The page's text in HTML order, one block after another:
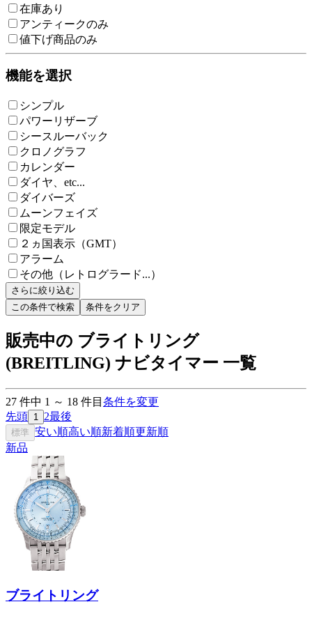
在庫あり
アンティークのみ
値下げ商品のみ
機能を選択
シンプル
パワーリザーブ
シースルーバック
クロノグラフ
カレンダー
ダイヤ、etc...
ダイバーズ
ムーンフェイズ
限定モデル
２ヵ国表示（GMT）
アラーム
その他（レトログラード...）
さらに絞り込む
この条件で検索
条件をクリア
販売中の ブライトリング
(BREITLING) ナビタイマー 一覧
27 件中 1 ～ 18 件目 条件を変更
先頭 1 2最後
標準 安い順高い順新着順更新順
新品
ブライトリング